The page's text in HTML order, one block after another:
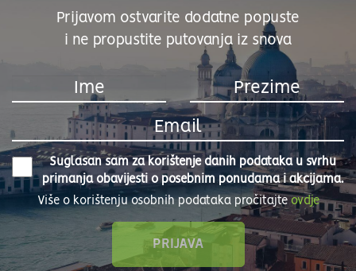
Prijavom ostvarite dodatne popuste
i ne propustite putovanja iz snova
Suglasan sam za korištenje danih podataka u svrhu
primanja obavijesti o posebnim ponudama i akcijama.
Više o korištenju osobnih podataka pročitajteovdje